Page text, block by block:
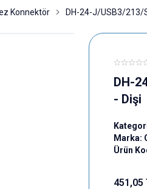
Konnektör DH-24-J/USB3/213/
DH-
- Dişi
Marka:
Ürün
451,05